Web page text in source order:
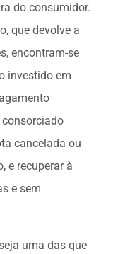
do consumidor.
que devolve a
encontram-se
investido em
cancelada ou
e recuperar à
e sem
uma das que